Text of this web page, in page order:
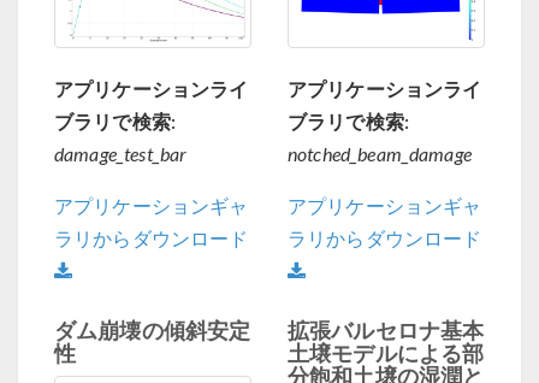
アプリケーションライ
ブラリで検索:
damage_test_bar
アプリケーションギャ
ラリからダウンロード
アプリケーションライ
ブラリで検索:
notched_beam_damage
アプリケーションギャ
ラリからダウンロード
ダム崩壊の傾斜安定
性
拡張バルセロナ基本
土壌モデルによる部
分飽和土壌の湿潤と